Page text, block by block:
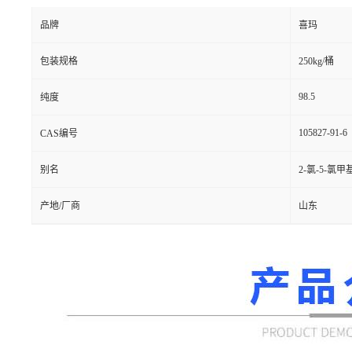
品牌 喜玛
包装规格 250kg/桶
纯度 98.5
CAS编号 105827-91-6
别名 2-氯-5-氯甲
产地/厂商 山东